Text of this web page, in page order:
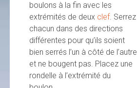
boulons à la fin avec les
extrémités de deux clef. Serrez
chacun dans des directions
différentes pour qu’ils soient
bien serrés l’un à côté de l’autre
et ne bougent pas. Placez une
rondelle à l’extrémité du